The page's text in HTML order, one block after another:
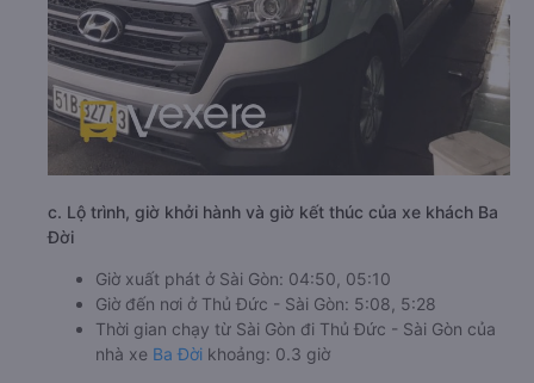
c. Lộ trình, giờ khởi hành và giờ kết thúc của xe khách Ba
Đời
Giờ xuất phát ở Sài Gòn: 04:50, 05:10
Giờ đến nơi ở Thủ Đức - Sài Gòn: 5:08, 5:28
Thời gian chạy từ Sài Gòn đi Thủ Đức - Sài Gòn của
nhà xe Ba Đời khoảng: 0.3 giờ